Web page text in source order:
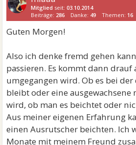
Mitglied seit:03.10.2014
Beiträge: 286 Danke: 49 Themen: 16
Guten Morgen!
Also ich denke fremd gehen
passieren. Es kommt dann drauf
umgegangen wird. Ob es bei der
bleibt oder eine ausgewachsene
wird, ob man es beichtet oder
Aus meiner eigenen Erfahrung
einen Ausrutscher beichten. Ich
Monate mit meinem Freund